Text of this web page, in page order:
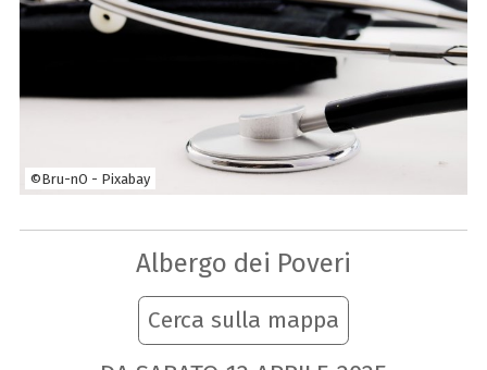
©Bru-nO - Pixabay
Albergo dei Poveri
Cerca sulla mappa